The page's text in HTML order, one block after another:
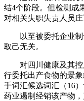
结4个阶段。但检测成
对相关失职失责人员
以至被委托企业制售
取己无关。
对四川健康及其控股
行委托出产食物的景
手词汇候选词汇（16
药业遏制经销该产物